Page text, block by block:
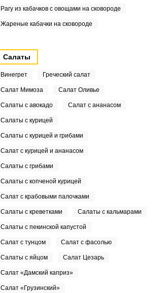
Рагу из кабачков с овощами на сковороде
Жареные кабачки на сковороде
Салаты
Винегрет Греческий салат
Салат Мимоза Салат Оливье
Салаты с авокадо Салат с ананасом
Салаты с курицей
Салаты с курицей и грибами
Салат с курицей и ананасом
Салаты с грибами
Салаты с копченой курицей
Салат с крабовыми палочками
Салаты с креветками Салаты с кальмарами
Салаты с пекинской капустой
Салат с тунцом Салат с фасолью
Салаты с яйцом Салат Цезарь
Салат «Дамский каприз»
Салат «Грузинский»